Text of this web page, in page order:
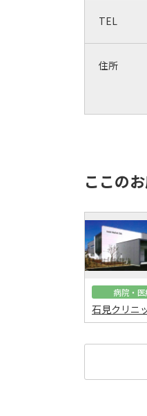
TEL
住所
ここの
病院・医
石見クリニ